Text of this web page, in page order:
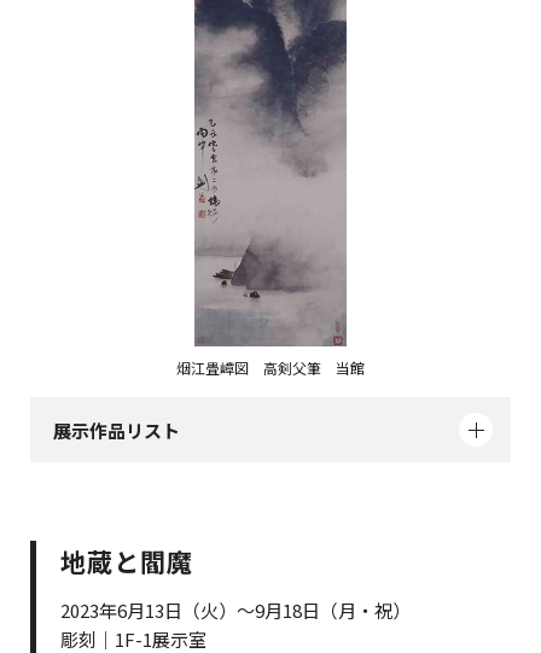
烟江畳嶂図 高剣父筆 当館
展示作品リスト
地蔵と閻魔
2023年6月13日（火）～9月18日（月・祝）
彫刻｜1F-1展示室